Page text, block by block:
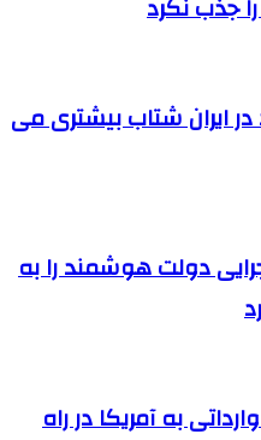
ایران شتاب بیشتری می
دولت هوشمند را به
وارداتی به آمریکا در راه